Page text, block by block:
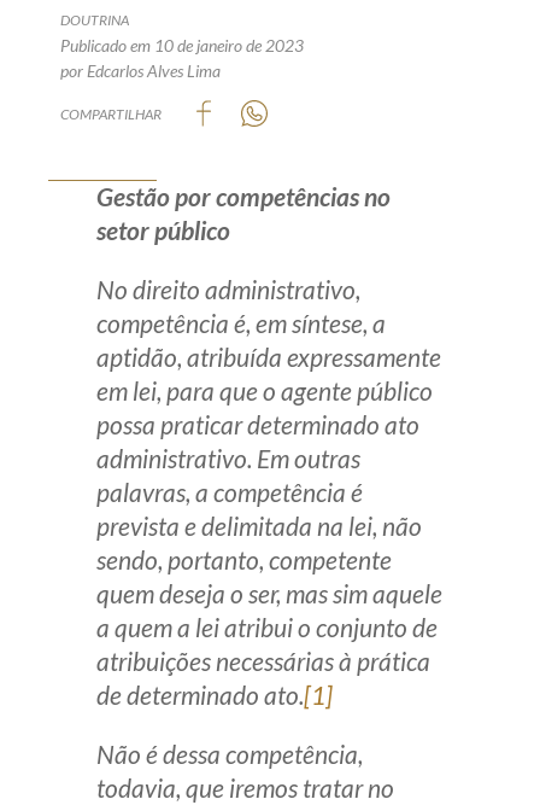
Produtos e serviços
Zênite Play
Orientação por Escrito
Capacitação
Zênite Online
Eventos presenciais
Zênite in Company
Diferenciais
Receba por RSS
Batel Curitiba/PR CEP80240-000
DOUTRINA
Publicado em 10 de janeiro de 2023
por Edcarlos Alves Lima
COMPARTILHAR
Gestão por competências no
setor público
No direito administrativo,
competência é, em síntese, a
aptidão, atribuída expressamente
em lei, para que o agente público
possa praticar determinado ato
administrativo. Em outras
palavras, a competência é
prevista e delimitada na lei, não
sendo, portanto, competente
quem deseja o ser, mas sim aquele
a quem a lei atribui o conjunto de
atribuições necessárias à prática
de determinado ato.[1]
Não é dessa competência,
todavia, que iremos tratar no